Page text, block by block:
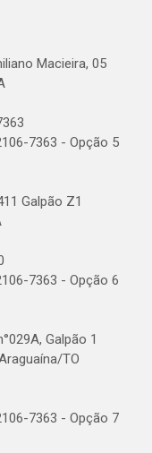
Macieira, 05
7363 - Opção 5
Galpão Z1
7363 - Opção 6
Galpão 1
TO
7363 - Opção 7